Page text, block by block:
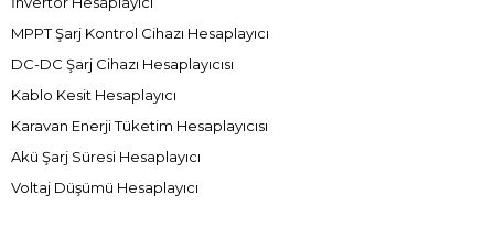
MPPT Şarj Kontrol Cihazı Hesaplayıcı
DC-DC Şarj Cihazı Hesaplayıcısı
Kablo Kesit Hesaplayıcı
Karavan Enerji Tüketim Hesaplayıcısı
Akü Şarj Süresi Hesaplayıcı
Voltaj Düşümü Hesaplayıcı